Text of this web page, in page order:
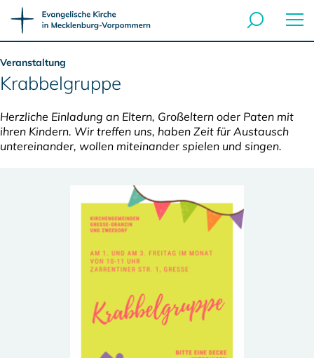
Veranstaltung
Krabbelgruppe
Herzliche Einladung an Eltern, Großeltern oder Paten mit
ihren Kindern. Wir treffen uns, haben Zeit für Austausch
untereinander, wollen miteinander spielen und singen.